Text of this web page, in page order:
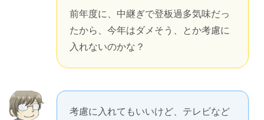
前年度に、中継ぎで登板過多気味だっ
たから、今年はダメそう、とか考慮に
入れないのかな？
考慮に入れてもいいけど、テレビなど